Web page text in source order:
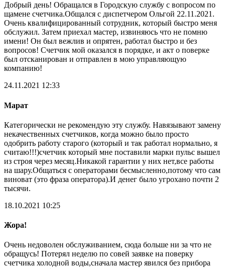
Добрый день! Обращался в Городскую службу с вопросом по
щамене счетчика.Общался с диспетчером Ольгой 22.11.2021.
Очень квалифицированный сотрудник, который быстро меня
обслужил. Затем приехал мастер, извиняюсь что не помню
имени! Он был вежлив и опрятен, работал быстро и без
вопросов! Счетчик мой оказался в порядке, и акт о поверке
был отсканирован и отправлен в мою управляющую
компанию!
24.11.2021 12:33
Марат
Категорически не рекомендую эту службу. Навязывают замену
некачественных счетчиков, когда можно было просто
одобрить работу старого (который и так работал нормально, я
считаю!!!)счетчик который мне поставили марки пульс вышел
из строя через месяц.Никакой гарантии у них нет,все работы
на шару.Общаться с операторами бесмысленно,потому что сам
виноват (это фраза оператора).И денег было угрохано почти 2
тысячи.
18.10.2021 10:25
Жора!
Очень недоволен обслуживанием, сюда больше ни за что не
обращусь! Потерял неделю по совей заявке на поверку
счетчика холодной воды,сначала мастер явился без прибора